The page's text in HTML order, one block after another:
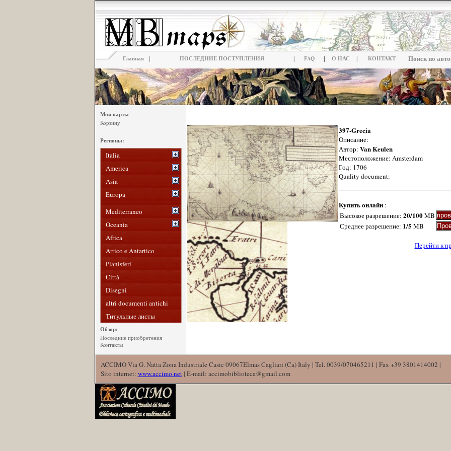
Главная | ПОСЛЕДНИЕ ПОСТУПЛЕНИЯ | FAQ | О НАС | КОНТАКТ Поиск по
Мои карты
Корзину
Регионы:
Italia
America
Asia
Europa
Mediterraneo
Oceania
Africa
Artico e Antartico
Planisferi
Città
Disegni
altri documenti antichi
Титульные листы
Обзор:
Последние приобретения
Контакты
397-Grecia
Описание:
Автор: Van Keulen
Местоположение: Amsterdam
Год: 1706
Quality document:
Купить онлайн:
Высокое разрешение: 20/100MB
Среднее разрешение: 1/5 MB
Перейти к
ACCIMO Via G. Natta Zona Industriale Casic 09067Elmas Cagliari (Ca) Italy | Tel. 0039/070465211 | Fax +39 3801414002 |
Sito internet: www.accimo.net| E-mail: accimobiblioteca@gmail.com